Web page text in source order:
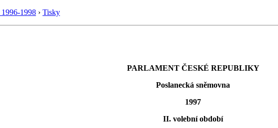
1998 › Tisky
PARLAMENT ČESKÉ REPUBLIKY
Poslanecká sněmovna
1997
II. volební období